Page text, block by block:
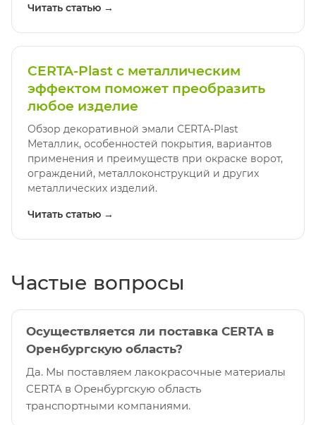
Читать статью →
CERTA-Plast с металлическим
эффектом поможет преобразить
любое изделие
Обзор декоративной эмали CERTA-Plast
Металлик, особенностей покрытия, вариантов
применения и преимуществ при окраске ворот,
ограждений, металлоконструкций и других
металлических изделий.
Читать статью →
Частые вопросы
Осуществляется ли поставка CERTA в
Оренбургскую область?
Да. Мы поставляем лакокрасочные материалы
CERTA в Оренбургскую область
транспортными компаниями.